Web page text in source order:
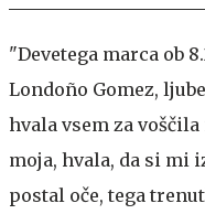
"Devetega marca ob
Londoño Gomez,
hvala vsem za
moja, hvala, da si mi
postal oče, tega